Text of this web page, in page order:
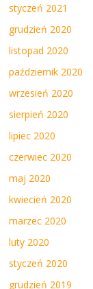
styczeń 2021
grudzień 2020
listopad 2020
październik 2020
wrzesień 2020
sierpień 2020
lipiec 2020
czerwiec 2020
maj 2020
kwiecień 2020
marzec 2020
luty 2020
styczeń 2020
grudzień 2019